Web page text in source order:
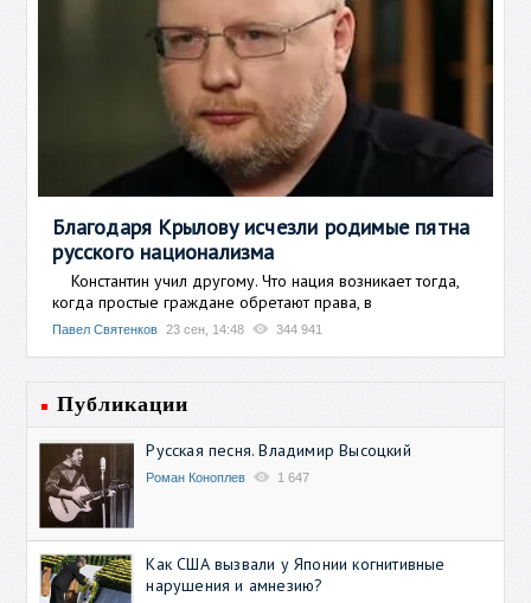
Благодаря Крылову исчезли родимые пятна
русского национализма
Константин учил другому. Что нация возникает тогда,
когда простые граждане обретают права, в
Павел Святенков 23 сен, 14:48 344 941
Публикации
Русская песня. Владимир Высоцкий
Роман Коноплев 1 647
Как США вызвали у Японии когнитивные
нарушения и амнезию?